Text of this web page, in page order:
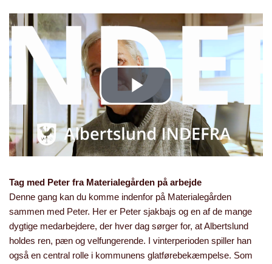
Tag med Peter fra Materialegården på arbejde
Denne gang kan du komme indenfor på Materialegården
sammen med Peter. Her er Peter sjakbajs og en af de mange
dygtige medarbejdere, der hver dag sørger for, at Albertslund
holdes ren, pæn og velfungerende. I vinterperioden spiller han
også en central rolle i kommunens glatførebekæmpelse. Som